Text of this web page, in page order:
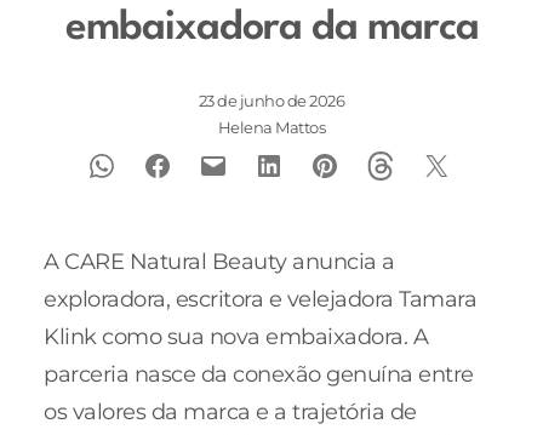
embaixadora da marca
23 de junho de 2026
Helena Mattos
A CARE Natural Beauty anuncia a
exploradora, escritora e velejadora Tamara
Klink como sua nova embaixadora. A
parceria nasce da conexão genuína entre
os valores da marca e a trajetória de